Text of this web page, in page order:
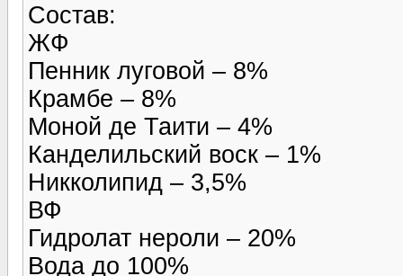
Состав:
ЖФ
Пенник луговой – 8%
Крамбе – 8%
Моной де Таити – 4%
Канделильский воск – 1%
Никколипид – 3,5%
ВФ
Гидролат нероли – 20%
Вода до 100%